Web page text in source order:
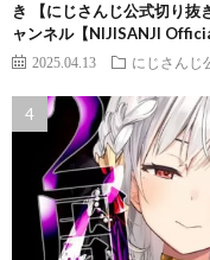
き 【にじさんじ公式切り抜
ャンネル【NIJISANJI
2025.04.13 にじさんじ